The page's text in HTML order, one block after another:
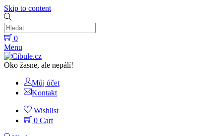
Skip to content
0
Menu
Oko žasne, ale nepálí!
Můj účet
Kontakt
Wishlist
0 Cart